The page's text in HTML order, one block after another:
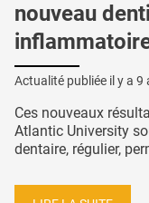
nouveau
Actualité publiée il y a 9
Ces nouveaux
Atlantic University
dentaire, régulier,